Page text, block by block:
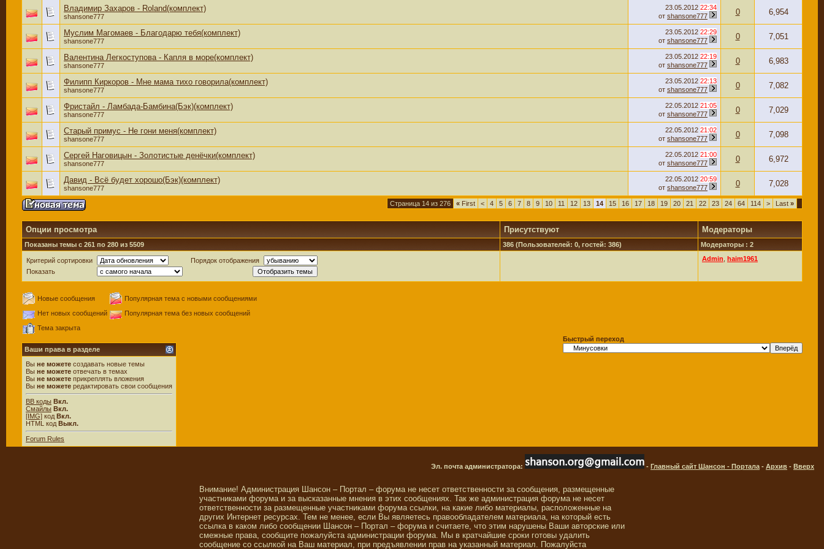
Владимир Захаров - Roland(комплект)
shansone777
23.05.2012 22:34
от shansone777 0 6,954
Муслим Магомаев - Благодарю тебя(комплект)
shansone777
23.05.2012 22:29
от shansone777 0 7,051
Валентина Легкоступова - Капля в море(комплект)
shansone777
23.05.2012 22:19
от shansone777 0 6,983
Филипп Киркоров - Мне мама тихо говорила(комплект)
shansone777
23.05.2012 22:13
от shansone777 0 7,082
Фристайл - Ламбада-Бамбина(Бэк)(комплект)
shansone777
22.05.2012 21:05
от shansone777 0 7,029
Старый примус - Не гони меня(комплект)
shansone777
22.05.2012 21:02
от shansone777 0 7,098
Сергей Наговицын - Золотистые денёчки(комплект)
shansone777
22.05.2012 21:00
от shansone777 0 6,972
Давид - Всё будет хорошо(Бэк)(комплект)
shansone777
22.05.2012 20:59
от shansone777 0 7,028
Страница 14 из 276 « First < 4 5 6 7 8 9 10 11 12 13 14 15 16 17 18 19 20 21 22 23 24 64 114 > Last »
Опции просмотра Присутствуют Модераторы
Показаны темы с 261 по 280 из 5509 386 (Пользователей: 0, гостей: 386) Модераторы : 2
Критерий сортировки
Порядок отображения
Показать
Admin haim1961
Новые сообщения
Популярная тема с новыми сообщениями
Нет новых сообщений
Популярная тема без новых сообщений
Тема закрыта
Ваши права в разделе
Вы не можете создавать новые темы
Вы не можете отвечать в темах
Вы не можете прикреплять вложения
Вы не можете редактировать свои сообщения
BB коды Вкл.
Смайлы Вкл.
[IMG] код Вкл.
HTML код Выкл.
Forum Rules
Быстрый переход
Эл. почта администратора: - Главный сайт Шансон - Портала - Архив - Вверх
Внимание! Администрация Шансон – Портал – форума не несет ответственности за сообщения, размещенные
участниками форума и за высказанные мнения в этих сообщениях. Так же администрация форума не несет
ответственности за размещенные участниками форума ссылки, на какие либо материалы, расположенные на
других Интернет ресурсах. Тем не менее, если Вы являетесь правообладателем материала, на который есть
ссылка в каком либо сообщении Шансон – Портал – форума и считаете, что этим нарушены Ваши авторские или
смежные права, сообщите пожалуйста администрации форума. Мы в кратчайшие сроки готовы удалить
сообщение со ссылкой на Ваш материал, при предъявлении прав на указанный материал. Пожалуйста